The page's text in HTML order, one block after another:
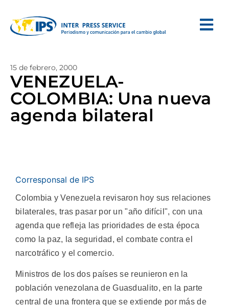
15 de febrero, 2000
VENEZUELA-
COLOMBIA: Una nueva
agenda bilateral
Corresponsal de IPS
Colombia y Venezuela revisaron hoy sus relaciones
bilaterales, tras pasar por un "año difícil", con una
agenda que refleja las prioridades de esta época
como la paz, la seguridad, el combate contra el
narcotráfico y el comercio.
Ministros de los dos países se reunieron en la
población venezolana de Guasdualito, en la parte
central de una frontera que se extiende por más de